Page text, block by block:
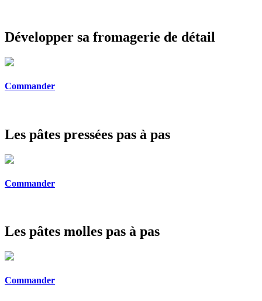
Développer sa fromagerie de détail
Commander
Les pâtes pressées pas à pas
Commander
Les pâtes molles pas à pas
Commander